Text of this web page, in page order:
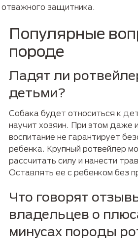
отважного защитника.
Популярные
породе
Ладят ли
детьми?
Собака будет относиться к
научит хозяин. При этом даже
воспитание не гарантирует
ребенка. Крупный ротвейлер
рассчитать силу и нанести
Оставлять ее с ребенком без
Что говорят
владельцев о
минусах породы